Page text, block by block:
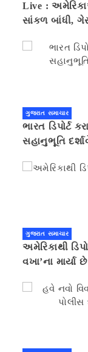
Live :
સાંકળ બાંધી,
ગુજરાત સમાચાર
ભારત ડિપોર્ટ
સહાનુભૂતિ
ગુજરાત સમાચાર
અમેરિકાથી
વખા’ના માર્યા છે